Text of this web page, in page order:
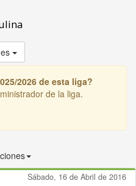
2026 de esta liga?
de la liga.
Sábado, 16 de Abril de 2016